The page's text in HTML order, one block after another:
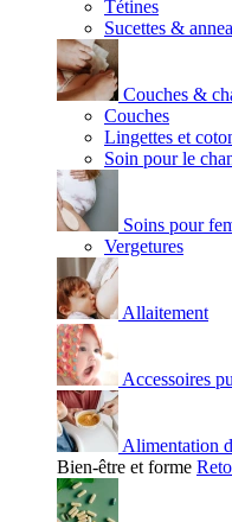
Tétines
Sucettes &
Couches &
Couches
Lingettes et
Soin pour le
Soins pour
Vergetures
Allaitement
Accessoires
Alimentation
Bien-être et forme